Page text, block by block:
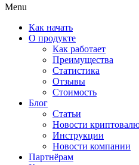
Menu
Как начать
О продукте
Как работает
Преимущества
Статистика
Отзывы
Стоимость
Блог
Статьи
Новости
Инструкции
Новости компании
Партнёрам